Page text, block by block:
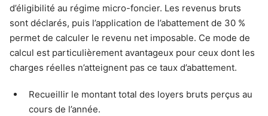
d’éligibilité au régime micro-foncier. Les revenus bruts
sont déclarés, puis l’application de l’abattement de 30 %
permet de calculer le revenu net imposable. Ce mode de
calcul est particulièrement avantageux pour ceux dont les
charges réelles n’atteignent pas ce taux d’abattement.
Recueillir le montant total des loyers bruts perçus au
cours de l’année.